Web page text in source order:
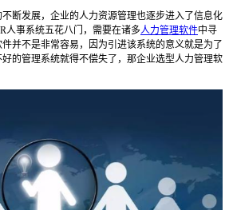
不断发展， 企业的人力资源管理也逐步进入了信息化
人事系统五花八门，需要在诸多人力管理软件中寻
并不是非常容易 ，因为引进该系统的意义就是为了
的管理系统就得不偿失了，那企业选型人力管理软